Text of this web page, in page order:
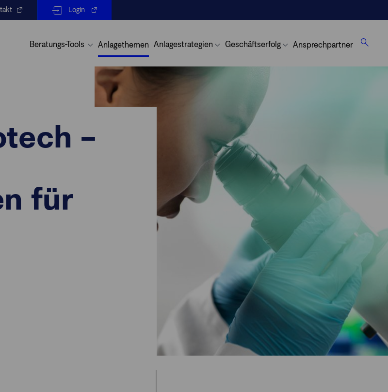
Login
Beratungs-Tools Anlagethemen Anlagestrategien Geschäftserfolg Ansprechpartner
–
für